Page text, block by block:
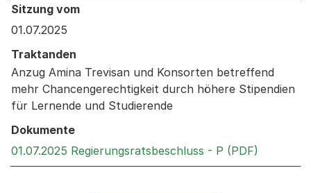
Behandelt an den folgenden Sitzungen: Informationen
Sitzung vom
01.07.2025
Traktanden
Anzug Amina Trevisan und Konsorten betreffend
mehr Chancengerechtigkeit durch höhere Stipendien
für Lernende und Studierende
Dokumente
01.07.2025 Regierungsratsbeschluss - P (PDF)